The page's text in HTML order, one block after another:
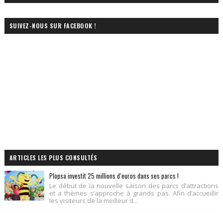
SUIVEZ-NOUS SUR FACEBOOK !
ARTICLES LES PLUS CONSULTÉS
Plopsa investit 25 millions d’euros dans ses parcs !
Le début de la nouvelle saison des parcs d’attractions
et a thèmes s’approche à grands pas. Afin d’accueillir
les visiteurs de la meilleur d...